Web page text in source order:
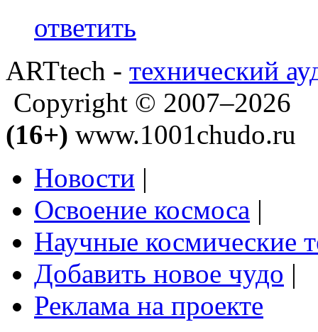
ответить
ARTtech - технический
Copyright © 2007–2026
(16+) www.1001chudo.ru
Новости |
Освоение космоса |
Научные космические
Добавить новое чудо |
Реклама на проекте